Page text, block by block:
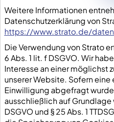
Weitere Informationen
Datenschutzerklärung von
https://www.strato.de/
Die Verwendung von Strato
6 Abs. 1 lit. f DSGVO. Wir
Interesse an einer möglichst
unserer Website. Sofern
Einwilligung abgefragt
ausschließlich auf Grundlage
DSGVO und § 25 Abs. 1